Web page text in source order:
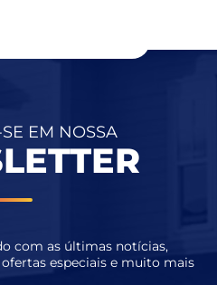
EM NOSSA
com as últimas notícias,
especiais e muito mais